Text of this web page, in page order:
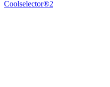
Coolselector®2